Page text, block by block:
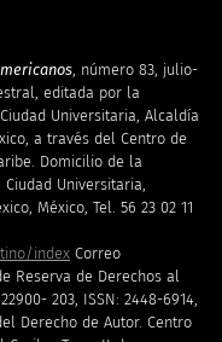
, número 83, julio-
editada por la
Universitaria, Alcaldía
a través del Centro de
Domicilio de la
Universitaria,
México, Tel. 56 23 02 11
index Correo
Reserva de Derechos al
203, ISSN: 2448-6914,
Derecho de Autor. Centro